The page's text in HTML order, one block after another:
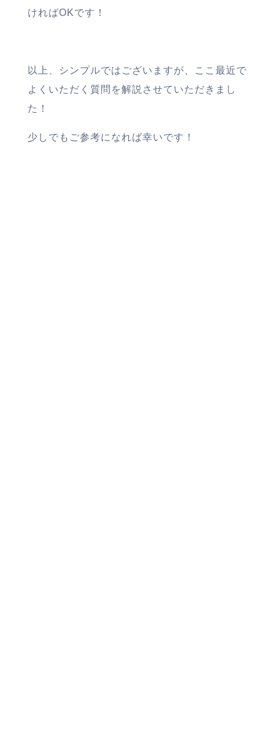
ければOKです！
以上、シンプルではございますが、ここ最近で
よくいただく質問を解説させていただきまし
た！
少しでもご参考になれば幸いです！